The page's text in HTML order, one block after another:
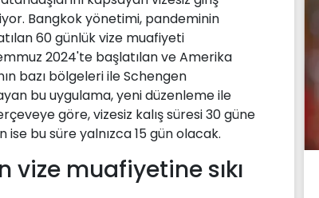
Bangkok yönetimi, pandeminin
60 günlük vize muafiyeti
2024'te başlatılan ve Amerika
bazı bölgeleri ile Schengen
bu uygulama, yeni düzenleme ile
göre, vizesiz kalış süresi 30 güne
bu süre yalnızca 15 gün olacak.
muafiyetine sıkı